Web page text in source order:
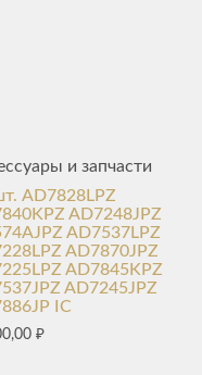
и запчасти
AD7828LPZ
AD7248JPZ
AD7537LPZ
AD7870JPZ
AD7845KPZ
AD7245JPZ
IC
₽